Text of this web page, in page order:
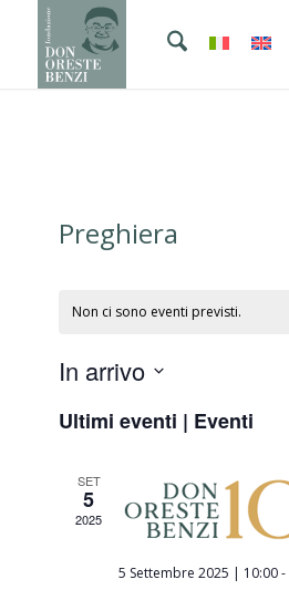
Preghiera
Non ci sono eventi previsti.
In arrivo
la
Ultimi eventi | Eventi
SET
5
2025
5 Settembre 2025 | 10:00-